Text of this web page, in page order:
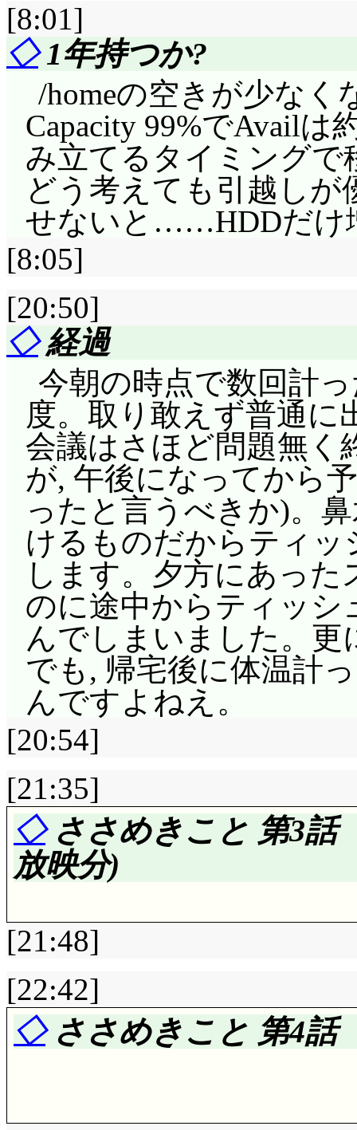
いよ」しかも実際に
むしろ仲裁だし。野
球は女人禁制になっ
夫ですよね。プロ野
真冬の場合, アフィリ
これは雇用関係が無
いんじゃないかなあ
ポンプやっているの
うじゃなく人として
きないヤンデレblog,
ないのは乙種ヤンデ
くりむの場合, 保育
のこと良く判ってる
供達を大人しく昼寝
立てている……のかな
する代わりにパフェ
はいわゆる, 緩い援
は止める人が居たけ
られない!?(^^;;;
鍵が居なくても会議
「という訳で, 今日は
れがやるべき事です
たい……(^^;;; 生徒会が
る学校はアニメ漫画
んだか無いんだか判
は異様に多いと, 第1
カちゃん一人分くら
激違)
「会長さん, ぺった
判子」「ならそう言
こ』で認識されてた
[8:01]
◇1年持つか?
/homeの空きが少なく
Capacity 99%でAvailは
み立てるタイミング
どう考えても引越しが
せないと……HDDだけ
[8:05]
[20:50]
◇経過
今朝の時点で数回計
度。取り敢えず普通に
会議はさほど問題無
が, 午後になってから
ったと言うべきか)。
けるものだからティッ
します。夕方にあっ
のに途中からティッシ
んでしまいました。
でも, 帰宅後に体温計
んですよねえ。
[20:54]
[21:35]
◇ささめきこと 第3話
放映分)
評価……☆☆☆☆(前回
第1話に戻って来た
CMで入るのは第1話
[21:48]
[22:42]
◇ささめきこと 第4話